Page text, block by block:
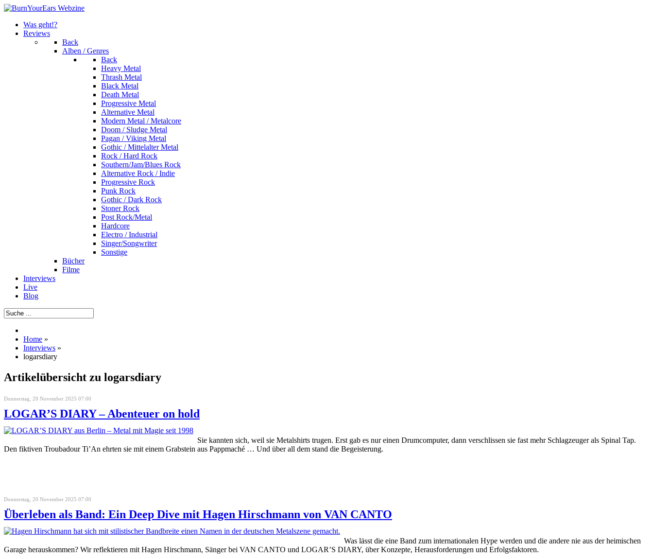
Was geht!?
Reviews
Back
Alben / Genres
Back
Heavy Metal
Thrash Metal
Black Metal
Death Metal
Progressive Metal
Alternative Metal
Modern Metal / Metalcore
Doom / Sludge Metal
Pagan / Viking Metal
Gothic / Mittelalter Metal
Rock / Hard Rock
Southern/Jam/Blues Rock
Alternative Rock / Indie
Progressive Rock
Punk Rock
Gothic / Dark Rock
Stoner Rock
Post Rock/Metal
Hardcore
Electro / Industrial
Singer/Songwriter
Sonstige
Bücher
Filme
Interviews
Live
Blog
Home »
Interviews »
logarsdiary
Artikelübersicht zu logarsdiary
Donnerstag, 20 November 2025 07:00
LOGAR’S DIARY – Abenteuer on hold
Sie kannten sich, weil sie Metalshirts trugen. Erst gab es nur einen Drumcomputer, dann verschlissen sie fast mehr Schlagzeuger als Spinal Tap.
Den fiktiven Troubadour Ti’An ehrten sie mit einem Grabstein aus Pappmaché … Und über all dem stand die Begeisterung.
Donnerstag, 20 November 2025 07:00
Überleben als Band: Ein Deep Dive mit Hagen Hirschmann von VAN CANTO
Was lässt die eine Band zum internationalen Hype werden und die andere nie aus der heimischen
Garage herauskommen? Wir reflektieren mit Hagen Hirschmann, Sänger bei VAN CANTO und LOGAR’S DIARY, über Konzepte, Herausforderungen und Erfolgsfaktoren.